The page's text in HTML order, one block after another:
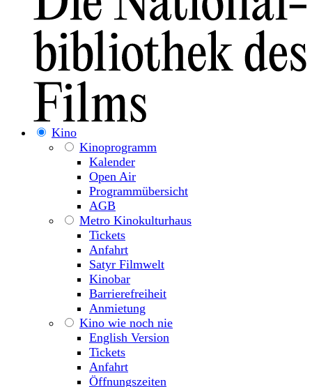
Kino
Kinoprogramm
Kalender
Open Air
Programmübersicht
AGB
Metro Kinokulturhaus
Tickets
Anfahrt
Satyr Filmwelt
Kinobar
Barrierefreiheit
Anmietung
Kino wie noch nie
English Version
Tickets
Anfahrt
Öffnungszeiten